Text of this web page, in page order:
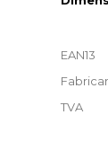
EAN13
TVA